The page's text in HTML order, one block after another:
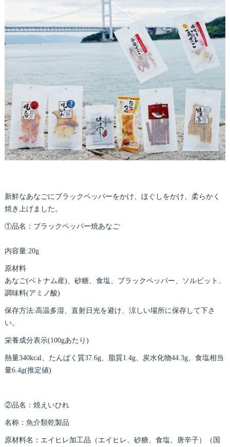
新鮮なあなごにブラックペッパーをかけ、ほぐしをかけ、柔らかく
焼き上げました。
①品名：ブラックペッパー焼あなご
内容量:20g
原材料
あなご(ベトナム産)、砂糖、食塩、ブラックペッパー、ソルビット、
調味料(アミノ酸)
保存方法:高温多湿、直射日光を避け、涼しい場所に保存して下さ
い。
栄養成分表示(100gあたり)
熱量340kcal、たんぱく質37.6g、脂質1.4g、炭水化物44.3g、食塩相当
量6.4g(推定値)
②品名：焼えいひれ
名称：魚介類乾製品
原材料名：エイヒレ加工品（エイヒレ、砂糖、食塩、唐辛子）（国